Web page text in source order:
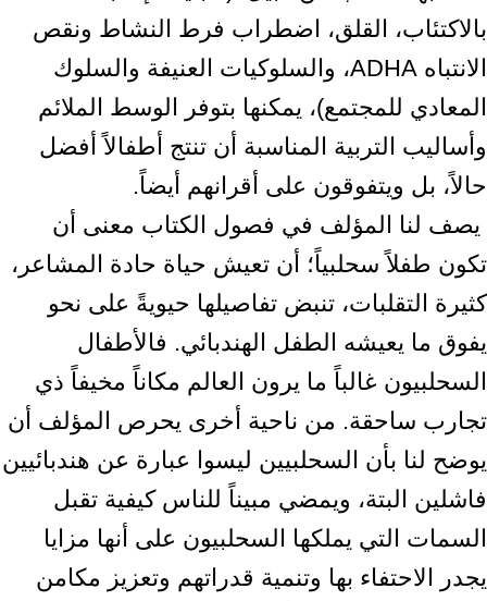
بالاكتئاب، القلق، اضطراب فرط النشاط ونقص
الانتباه ‏ADHA، والسلوكيات ‏العنيفة والسلوك
المعادي للمجتمع)، يمكنها بتوفر الوسط الملائم
وأساليب التربية المناسبة أن تنتج ‏أطفالاً أفضل
حالاً، بل ويتفوقون على أقرانهم أيضاً.‏ ‎
‎ يصف لنا المؤلف في فصول الكتاب معنى أن
تكون طفلاً سحلبياً؛ أن تعيش حياة حادة المشاعر،
‏كثيرة التقلبات، تنبض تفاصيلها حيويةً على نحو
يفوق ما يعيشه الطفل الهندبائي. فالأطفال
‏السحلبيون غالباً ما يرون العالم مكاناً مخيفاً ذي
تجارب ساحقة. من ناحية أخرى يحرص المؤلف أن
‏يوضح لنا بأن السحلبيين ليسوا عبارة عن هندبائيين
فاشلين البتة، ويمضي مبيناً للناس كيفية تقبل
‏السمات التي يملكها السحلبيون على أنها مزايا
يجدر الاحتفاء بها وتنمية قدراتهم وتعزيز مكامن